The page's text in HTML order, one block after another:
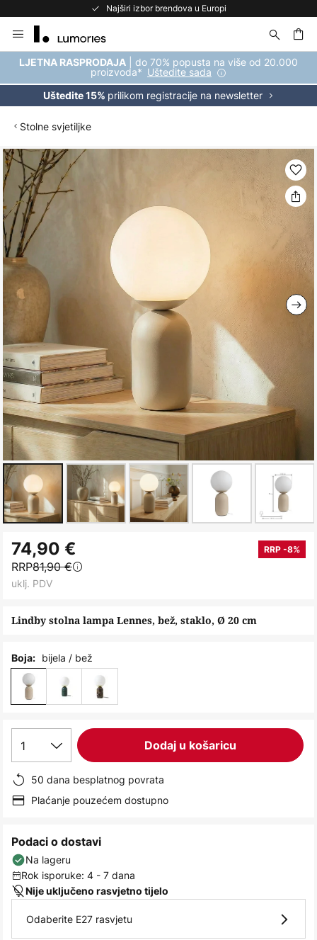
Najširi izbor brendova u Europi
to
Content
LJETNA RASPRODAJA | do 70% popusta na više od 20.000
proizvoda* Uštedite sada
Uštedite 15% prilikom registracije na newsletter
Stolne svjetiljke
Skip
to
the
end
of
the
images
gallery
to
the
beginning
the
gallery
Lindby stolna lampa Lennes, bež, staklo, Ø 20 cm
74,90 € RRP -8%
RRP81,90 €
uklj. PDV
Boja: bijela / bež
1 Dodaj u košaricu
50 dana besplatnog povrata
Plaćanje pouzećem dostupno
Podaci o dostavi
Na lageru
Rok isporuke: 4 - 7 dana
Nije uključeno rasvjetno tijelo
Odaberite E27 rasvjetu